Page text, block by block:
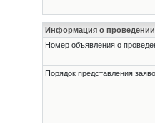
Информация о проведении
Номер объявления о
Порядок представления